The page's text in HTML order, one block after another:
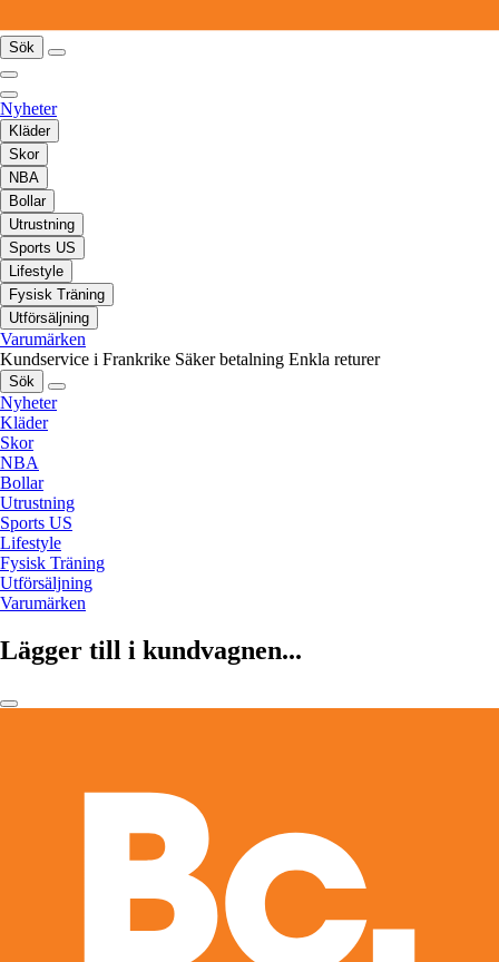
Sök
Nyheter
Kläder
Skor
NBA
Bollar
Utrustning
Sports US
Lifestyle
Fysisk Träning
Utförsäljning
Varumärken
Kundservice i Frankrike Säker betalning Enkla returer
Sök
Nyheter
Kläder
Skor
NBA
Bollar
Utrustning
Sports US
Lifestyle
Fysisk Träning
Utförsäljning
Varumärken
Lägger till i kundvagnen...